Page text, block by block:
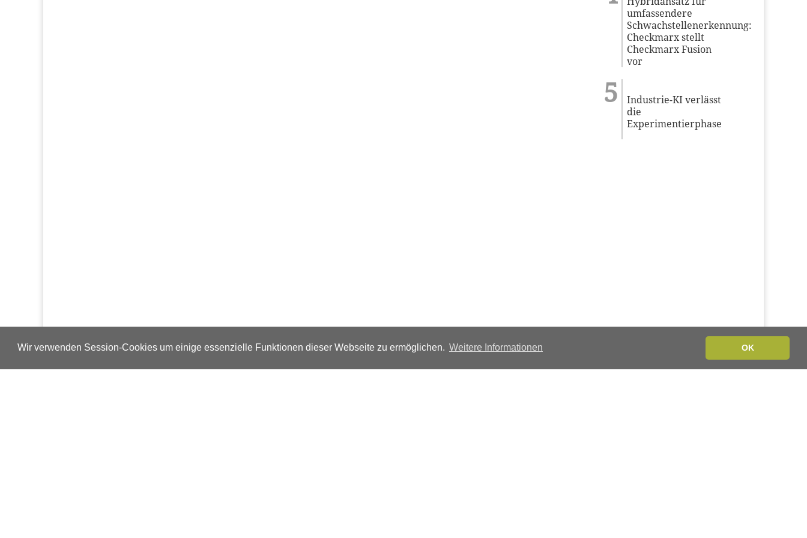
Wir verwenden Session-Cookies um einige essenzielle Funktionen dieser Webseite zu ermöglichen. Weitere Informationen OK
umfassendere
Schwachstellenerkennung:
Checkmarx stellt
Checkmarx Fusion
vor
Industrie-KI verlässt
die
Experimentierphase